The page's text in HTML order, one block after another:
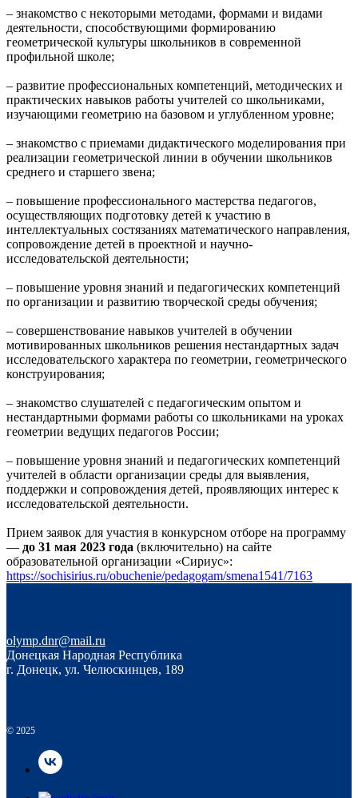
– знакомство с некоторыми методами, формами и видами
деятельности, способствующими формированию
геометрической культуры школьников в современной
профильной школе;
– развитие профессиональных компетенций, методических и
практических навыков работы учителей со школьниками,
изучающими геометрию на базовом и углубленном уровне;
– знакомство с приемами дидактического моделирования при
реализации геометрической линии в обучении школьников
среднего и старшего звена;
– повышение профессионального мастерства педагогов,
осуществляющих подготовку детей к участию в
интеллектуальных состязаниях математического направления,
сопровождение детей в проектной и научно-
исследовательской деятельности;
– повышение уровня знаний и педагогических компетенций
по организации и развитию творческой среды обучения;
– совершенствование навыков учителей в обучении
мотивированных школьников решения нестандартных задач
исследовательского характера по геометрии, геометрического
конструирования;
– знакомство слушателей с педагогическим опытом и
нестандартными формами работы со школьниками на уроках
геометрии ведущих педагогов России;
– повышение уровня знаний и педагогических компетенций
учителей в области организации среды для выявления,
поддержки и сопровождения детей, проявляющих интерес к
исследовательской деятельности.
Прием заявок для участия в конкурсном отборе на программу
— до 31 мая 2023 года (включительно) на сайте
образовательной организации «Сириус»:
https://sochisirius.ru/obuchenie/pedagogam/smena1541/7163
olymp.dnr@mail.ru
Донецкая Народная Республика
г. Донецк, ул. Челюскинцев, 189
© 2025